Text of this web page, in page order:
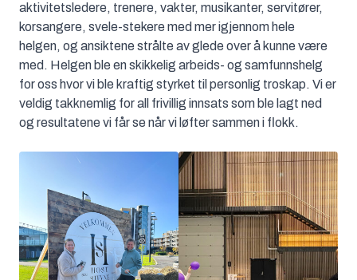
aktivitetsledere, trenere, vakter, musikanter, servitører,
korsangere, svele-stekere med mer igjennom hele
helgen, og ansiktene strålte av glede over å kunne være
med. Helgen ble en skikkelig arbeids- og samfunnshelg
for oss hvor vi ble kraftig styrket til personlig troskap. Vi er
veldig takknemlig for all frivillig innsats som ble lagt ned
og resultatene vi får se når vi løfter sammen i flokk.